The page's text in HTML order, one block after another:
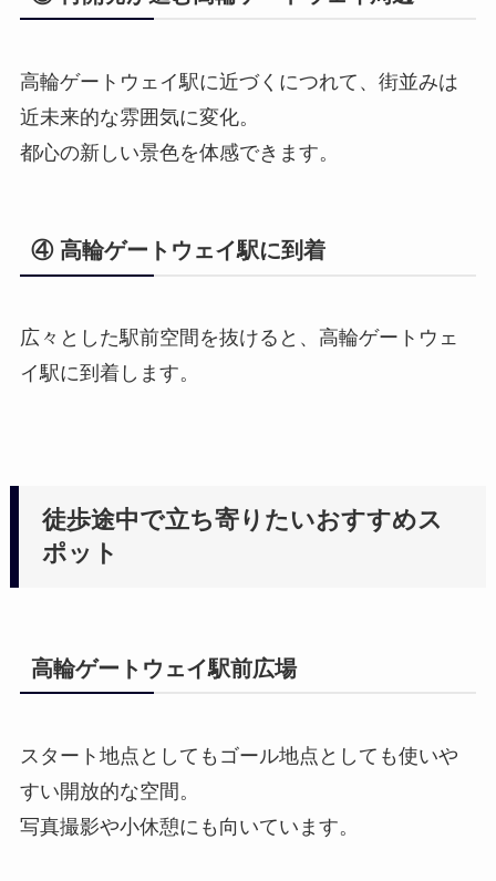
高輪ゲートウェイ駅に近づくにつれて、街並みは
近未来的な雰囲気に変化。
都心の新しい景色を体感できます。
④ 高輪ゲートウェイ駅に到着
広々とした駅前空間を抜けると、高輪ゲートウェ
イ駅に到着します。
徒歩途中で立ち寄りたいおすすめス
ポット
高輪ゲートウェイ駅前広場
スタート地点としてもゴール地点としても使いや
すい開放的な空間。
写真撮影や小休憩にも向いています。